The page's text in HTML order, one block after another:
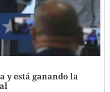
y está ganando la